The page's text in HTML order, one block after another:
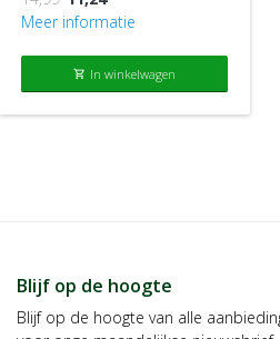
Meer informatie
shopping_cart In winkelwagen
Blijf op de hoogte
Blijf op de hoogte van alle